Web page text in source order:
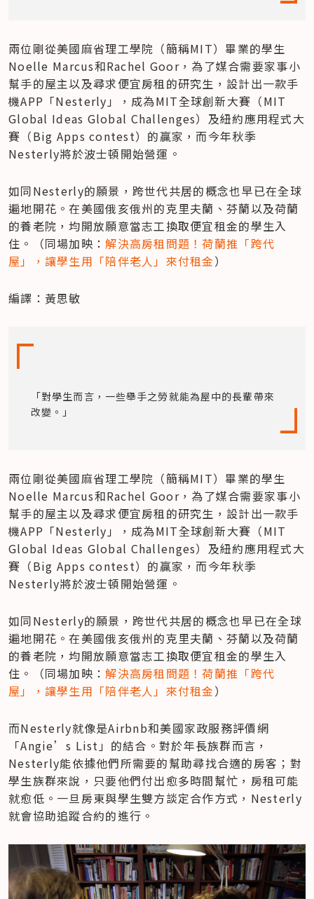
兩位剛從美國麻省理工學院（簡稱MIT）畢業的學生
Noelle Marcus和Rachel Goor，為了媒合需要家事小
幫手的屋主以及尋求便宜房租的研究生，設計出一款手
機APP「Nesterly」，成為MIT全球創新大賽（MIT
Global Ideas Global Challenges）及紐約應用程式大
賽（Big Apps contest）的贏家，而今年秋季
Nesterly將於波士頓開始營運。
如同Nesterly的願景，跨世代共居的概念也早已在全球
遍地開花。在美國俄亥俄州的克里夫蘭、芬蘭以及荷蘭
的養老院，均開放願意當志工換取便宜租金的學生入
住。（同場加映：解決高房租問題！荷蘭推「跨代
屋」，讓學生用「陪伴老人」來付租金）
編譯：黃思敏
「對學生而言，一些舉手之勞就能為屋中的長輩帶來
改變。」
兩位剛從美國麻省理工學院（簡稱MIT）畢業的學生
Noelle Marcus和Rachel Goor，為了媒合需要家事小
幫手的屋主以及尋求便宜房租的研究生，設計出一款手
機APP「Nesterly」，成為MIT全球創新大賽（MIT
Global Ideas Global Challenges）及紐約應用程式大
賽（Big Apps contest）的贏家，而今年秋季
Nesterly將於波士頓開始營運。
如同Nesterly的願景，跨世代共居的概念也早已在全球
遍地開花。在美國俄亥俄州的克里夫蘭、芬蘭以及荷蘭
的養老院，均開放願意當志工換取便宜租金的學生入
住。（同場加映：解決高房租問題！荷蘭推「跨代
屋」，讓學生用「陪伴老人」來付租金）
而Nesterly就像是Airbnb和美國家政服務評價網
「Angie’s List」的結合。對於年長族群而言，
Nesterly能依據他們所需要的幫助尋找合適的房客；對
學生族群來說，只要他們付出愈多時間幫忙，房租可能
就愈低。一旦房東與學生雙方談定合作方式，Nesterly
就會協助追蹤合約的進行。